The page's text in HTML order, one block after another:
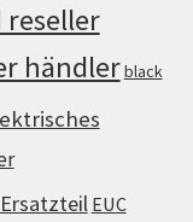
händlerblack
Ersatzteil EUC